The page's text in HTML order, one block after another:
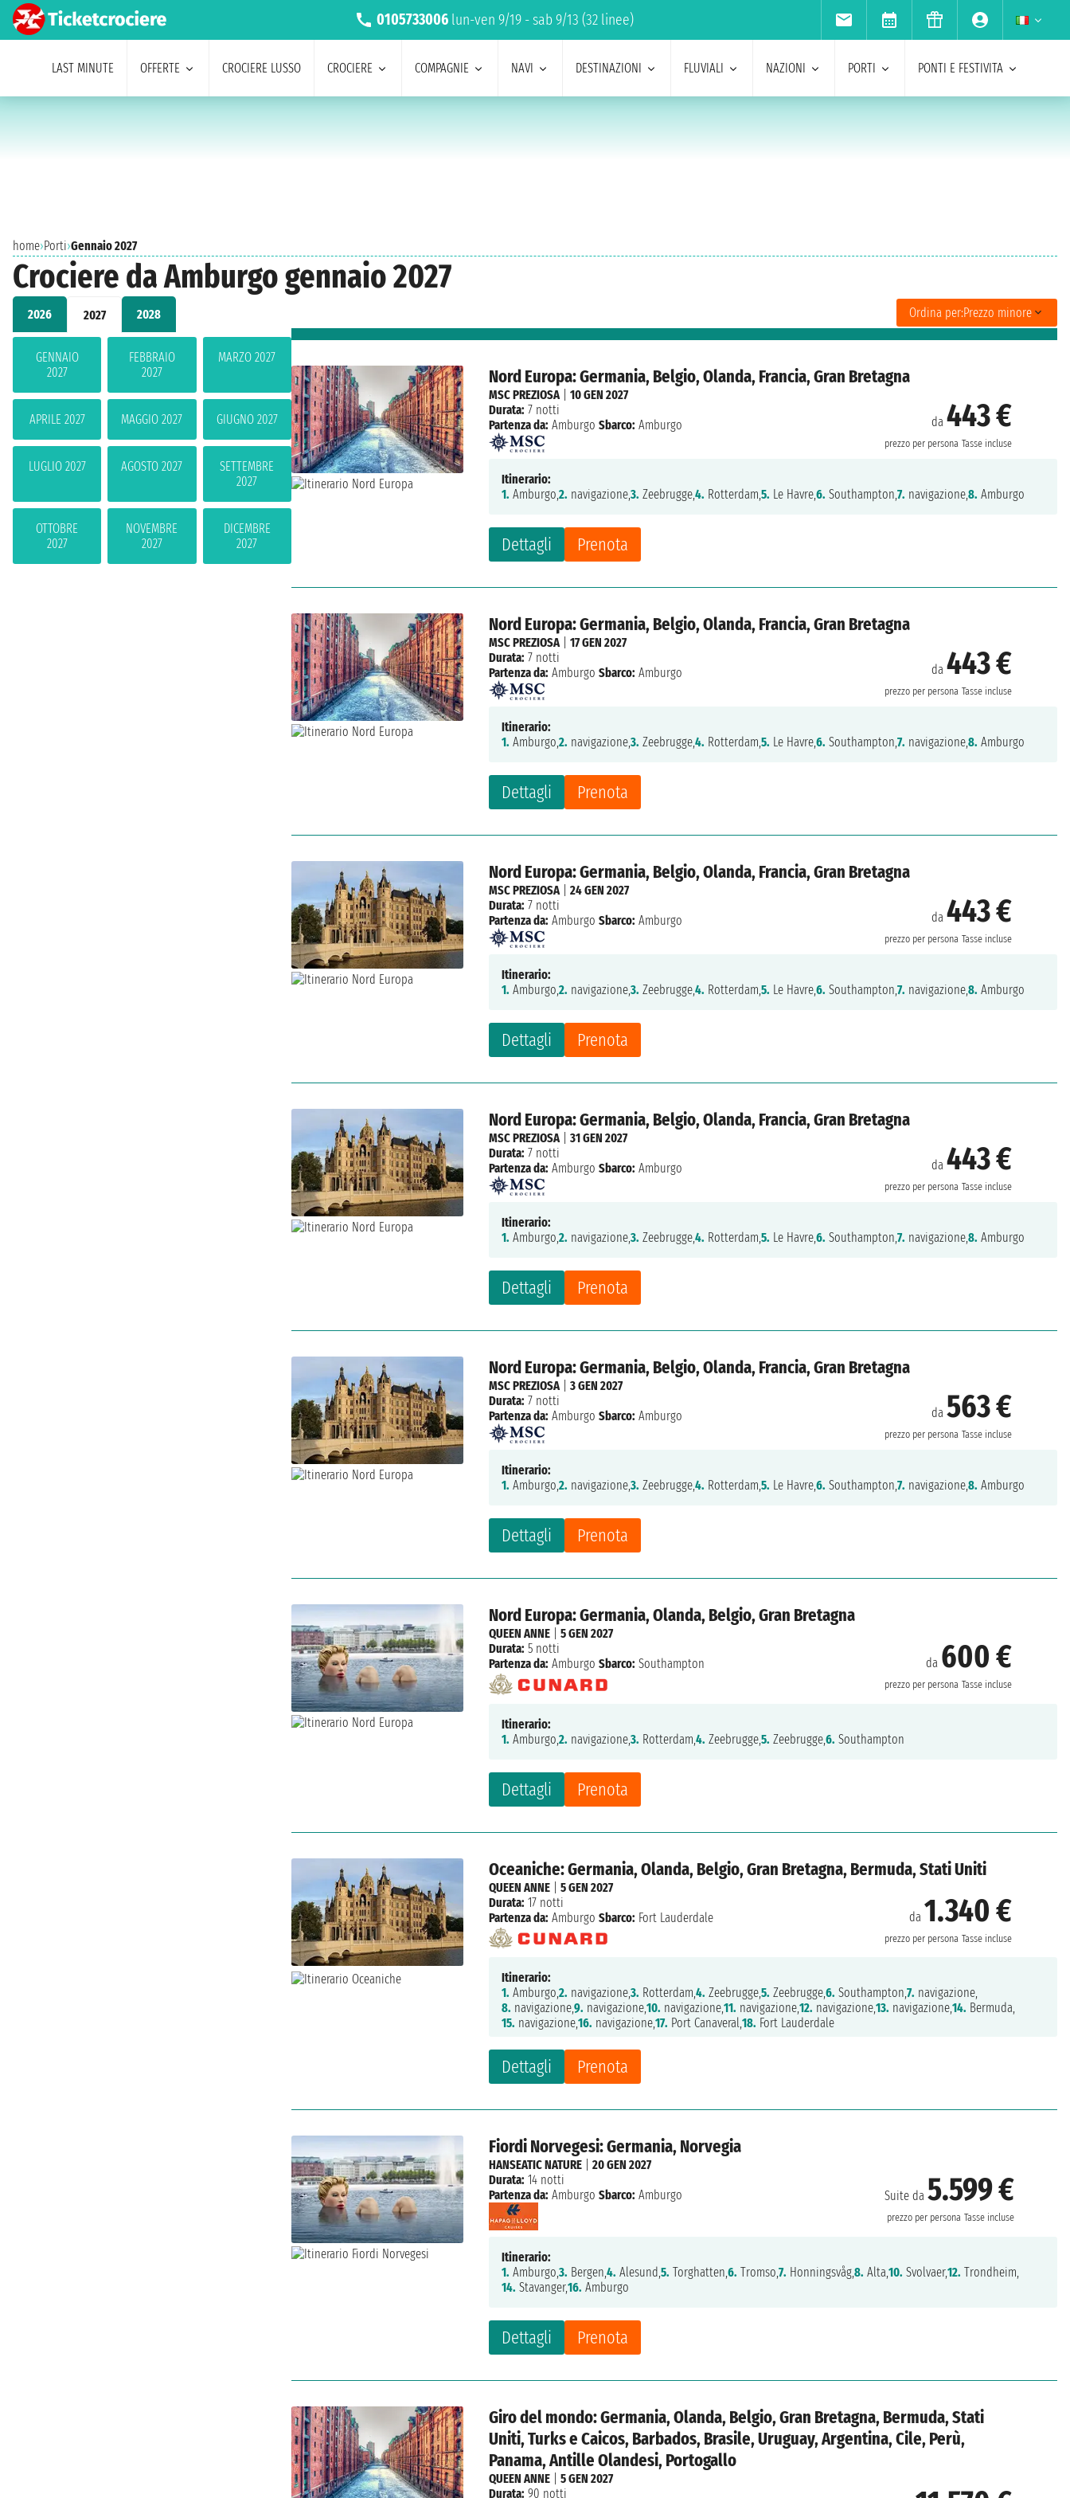
0105733006 lun-ven 9/19 - sab 9/13 (32 linee)
LAST MINUTE OFFERTE CROCIERE LUSSO CROCIERE COMPAGNIE NAVI DESTINAZIONI FLUVIALI NAZIONI PORTI PONTI E FESTIVITA
home›Porti›Gennaio 2027
Crociere da Amburgo gennaio 2027
2026 2027 2028
GENNAIO
2027
FEBBRAIO
2027
MARZO 2027
APRILE 2027 MAGGIO 2027 GIUGNO 2027
LUGLIO 2027 AGOSTO 2027
SETTEMBRE
2027
OTTOBRE
2027
NOVEMBRE
2027
DICEMBRE
2027
Ordina per:Prezzo minore
Nord Europa: Germania, Belgio, Olanda, Francia, Gran Bretagna
da443 €
prezzo per persona Tasse incluse
Dettagli Prenota
MSC PREZIOSA|10 GEN 2027
Durata: 7 notti
Partenza da: Amburgo Sbarco: Amburgo
Itinerario:
1. Amburgo,2. navigazione,3. Zeebrugge,4. Rotterdam,5. Le Havre,6. Southampton,7. navigazione,8. Amburgo
Nord Europa: Germania, Belgio, Olanda, Francia, Gran Bretagna
da443 €
prezzo per persona Tasse incluse
Dettagli Prenota
MSC PREZIOSA|17 GEN 2027
Durata: 7 notti
Partenza da: Amburgo Sbarco: Amburgo
Itinerario:
1. Amburgo,2. navigazione,3. Zeebrugge,4. Rotterdam,5. Le Havre,6. Southampton,7. navigazione,8. Amburgo
Nord Europa: Germania, Belgio, Olanda, Francia, Gran Bretagna
da443 €
prezzo per persona Tasse incluse
Dettagli Prenota
MSC PREZIOSA|24 GEN 2027
Durata: 7 notti
Partenza da: Amburgo Sbarco: Amburgo
Itinerario:
1. Amburgo,2. navigazione,3. Zeebrugge,4. Rotterdam,5. Le Havre,6. Southampton,7. navigazione,8. Amburgo
Nord Europa: Germania, Belgio, Olanda, Francia, Gran Bretagna
da443 €
prezzo per persona Tasse incluse
Dettagli Prenota
MSC PREZIOSA|31 GEN 2027
Durata: 7 notti
Partenza da: Amburgo Sbarco: Amburgo
Itinerario:
1. Amburgo,2. navigazione,3. Zeebrugge,4. Rotterdam,5. Le Havre,6. Southampton,7. navigazione,8. Amburgo
Nord Europa: Germania, Belgio, Olanda, Francia, Gran Bretagna
da563 €
prezzo per persona Tasse incluse
Dettagli Prenota
MSC PREZIOSA|3 GEN 2027
Durata: 7 notti
Partenza da: Amburgo Sbarco: Amburgo
Itinerario:
1. Amburgo,2. navigazione,3. Zeebrugge,4. Rotterdam,5. Le Havre,6. Southampton,7. navigazione,8. Amburgo
Nord Europa: Germania, Olanda, Belgio, Gran Bretagna
da 600 €
prezzo per persona Tasse incluse
Dettagli Prenota
QUEEN ANNE |5 GEN 2027
Durata: 5 notti
Partenza da: Amburgo Sbarco: Southampton
Itinerario:
1. Amburgo,2. navigazione,3. Rotterdam,4. Zeebrugge,5. Zeebrugge,6. Southampton
Oceaniche: Germania, Olanda, Belgio, Gran Bretagna, Bermuda, Stati Uniti
da 1.340 €
prezzo per persona Tasse incluse
Dettagli Prenota
QUEEN ANNE |5 GEN 2027
Durata: 17 notti
Partenza da: Amburgo Sbarco: Fort Lauderdale
Itinerario:
1. Amburgo,2. navigazione,3. Rotterdam,4. Zeebrugge,5. Zeebrugge,6. Southampton,7. navigazione,
8. navigazione,9. navigazione,10. navigazione,11. navigazione,12. navigazione,13. navigazione,14. Bermuda,
15. navigazione,16. navigazione,17. Port Canaveral,18. Fort Lauderdale
Fiordi Norvegesi: Germania, Norvegia
Suite da5.599 €
prezzo per persona Tasse incluse
Dettagli Prenota
HANSEATIC NATURE |20 GEN 2027
Durata: 14 notti
Partenza da: Amburgo Sbarco: Amburgo
Itinerario:
1. Amburgo,3. Bergen,4. Alesund,5. Torghatten,6. Tromso,7. Honningsvåg,8. Alta,10. Svolvaer,12. Trondheim,
14. Stavanger,16. Amburgo
Giro del mondo: Germania, Olanda, Belgio, Gran Bretagna, Bermuda, Stati
Uniti, Turks e Caicos, Barbados, Brasile, Uruguay, Argentina, Cile, Perù,
Panama, Antille Olandesi, Portogallo
QUEEN ANNE |5 GEN 2027
Durata: 90 notti